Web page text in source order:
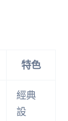
特色
經典
設